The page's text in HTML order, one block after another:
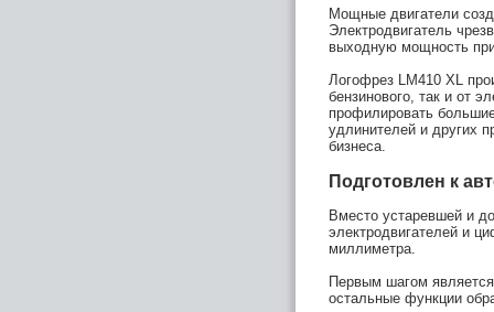
Мощные двигатели
Электродвигатель
выходную мощность
Логофрез LM410 XL
бензинового, так и от
профилировать
удлинителей и других
бизнеса.
Подготовлен к
Вместо устаревшей и
электродвигателей и
миллиметра.
Первым шагом
остальные функции